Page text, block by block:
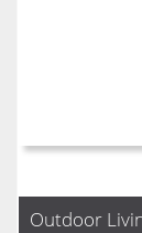
Outdoor